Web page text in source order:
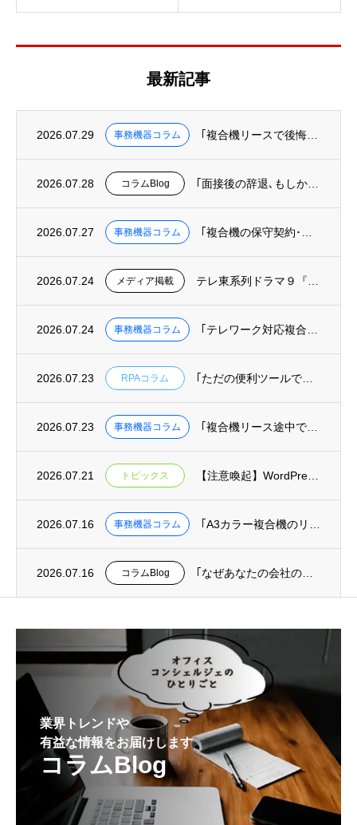
最新記事
2026.07.29 事務機器コラム
2026.07.28 コラムBlog
2026.07.27 事務機器コラム
2026.07.24 メディア掲載
2026.07.24 事務機器コラム
2026.07.23 RPAコラム
2026.07.23 事務機器コラム
2026.07.21 トピックス
2026.07.16 事務機器コラム
2026.07.16 コラムBlog
業界トレンドや
有益な情報をお届けします
コラムBlog